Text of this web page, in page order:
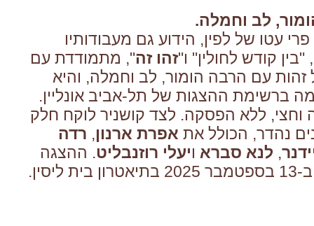
לב וחמלה.
עטו של לפין, הידוע גם מעבודותיו
"בין קודש לחולין" ו"זהו זה", מתמודדת עם
זהות עם הרבה הומור, לב וחמלה, והיא
ברשימת ההצגות של תל-אביב אונליין.
ללא הפסקה. לצד קושניר לוקח חלק
נהדר, הכולל את אפרת ארנון, רדה
, לנא סברא ויעלי רוזנבליט. ההצגה
.